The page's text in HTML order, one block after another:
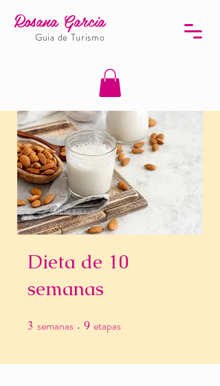
Rosana Garcia
Guia de Turismo
Dieta de 10
semanas
3 semanas 3 semanas
9 etapas